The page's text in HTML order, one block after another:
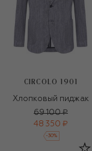
CIRCOLO 1901
Хлопковый пиджак
69 100 ₽
48 350 ₽
-30%